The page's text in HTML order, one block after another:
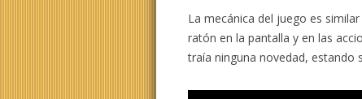
La mecánica del juego es
ratón en la pantalla y en las
traía ninguna novedad,